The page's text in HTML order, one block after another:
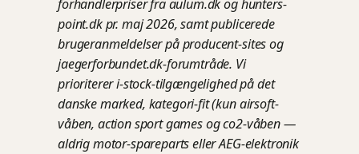
forhandlerpriser fra aulum.dk og hunters-
point.dk pr. maj 2026, samt publicerede
brugeranmeldelser på producent-sites og
jaegerforbundet.dk-forumtråde. Vi
prioriterer i-stock-tilgængelighed på det
danske marked, kategori-fit (kun airsoft-
våben, action sport games og co2-våben —
aldrig motor-spareparts eller AEG-elektronik